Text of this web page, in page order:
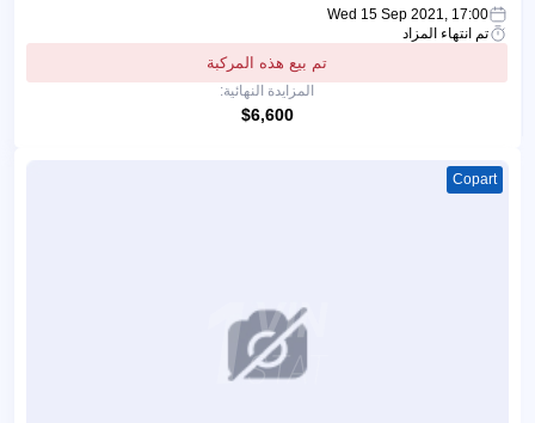
Wed 15 Sep 2021, 17:00
تم انتهاء المزاد
تم بيع هذه المركبة
المزايدة النهائية:
$6,600
Copart